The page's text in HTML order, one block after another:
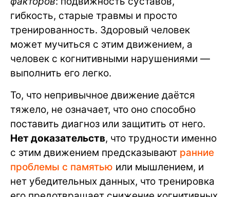
гибкость, старые травмы и просто
тренированность. Здоровый человек
может мучиться с этим движением, а
человек с когнитивными нарушениями —
выполнить его легко.
То, что непривычное движение даётся
тяжело, не означает, что оно способно
поставить диагноз или защитить от него.
Нет доказательств, что трудности именно
с этим движением предсказывают ранние
проблемы с памятью или мышлением, и
нет убедительных данных, что тренировка